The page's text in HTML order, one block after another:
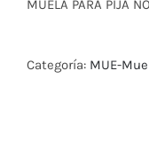
MUELA PARA PIJA
Categoría: MUE-